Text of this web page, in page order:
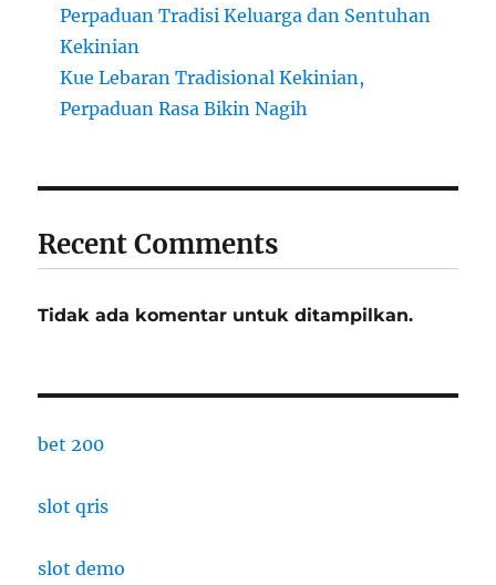
Perpaduan Tradisi Keluarga dan Sentuhan
Kekinian
Kue Lebaran Tradisional Kekinian,
Perpaduan Rasa Bikin Nagih
Recent Comments
Tidak ada komentar untuk ditampilkan.
bet 200
slot qris
slot demo